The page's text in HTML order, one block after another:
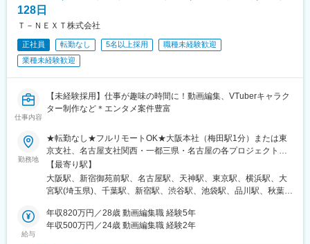
国会議事堂前駅、日比谷駅、名鉄名古屋駅、矢場町駅
128日
Ｔ－ＮＥＸＴ株式会社
正社員 転勤なし 5名以上採用
職種未経験歓迎
業種未経験歓迎
仕事内容
【未経験採用】仕事が趣味の時間に！動画編集、VTuberキャラク
ター制作など＊エンタメ案件豊富
勤務地
★転勤なし★フルリモートOK★大阪本社（梅田駅1分）または東
京支社、名古屋支社関西・一都三県・名古屋の各プロジェクト先
◆勤務地・アクセス【本社】大阪府大阪市北区梅田2丁目2-2ヒル
トンプラザウエスト オフィスタワー 19階阪急線「梅田駅」徒歩5
分【東京支社】東京都新宿区新宿１-9-10丸の内線「新宿御苑前
県名古屋市西区牛島町6-1 名古屋ルーセントタワー各線「名古屋
駅」徒歩5分【福岡支社】福岡県福岡市中央区天神1-14-18福岡市
【最寄り駅】
大阪駅、新宿御苑前駅、名古屋駅、天神駅、東京駅、横浜駅、大
宮駅(埼玉県)、千葉駅、新宿駅、渋谷駅、池袋駅、品川駅、秋葉原
駅、西船橋駅、新大阪駅、淀屋橋駅、北浜駅(大阪府)、堺筋本町
駅、心斎橋駅、なんば駅(地下鉄)、京橋駅(大阪府)、大阪ビジネス
給与
年収820万円／28歳 動画編集職 経験5年
年収500万円／24歳 動画編集職 経験2年